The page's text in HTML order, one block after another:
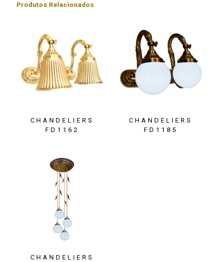
Produtos Relacionados
CHANDELIERS
FD1162
CHANDELIERS
FD1185
CHANDELIERS